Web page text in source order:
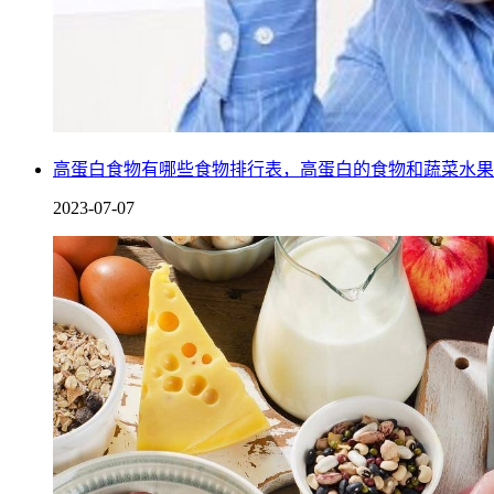
高蛋白食物有哪些食物排行表，高蛋白的食物和蔬菜水
2023-07-07